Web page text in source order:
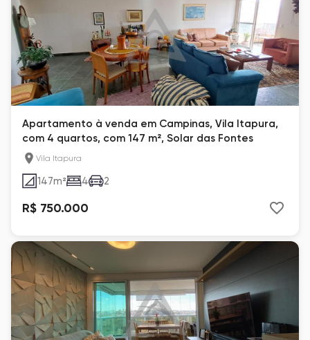
Apartamento à venda em Campinas, Vila Itapura,
com 4 quartos, com 147 m², Solar das Fontes
Vila Itapura
147m² 4 2
R$ 750.000